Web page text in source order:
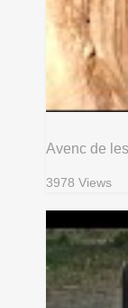
Avenc de
3978 Views